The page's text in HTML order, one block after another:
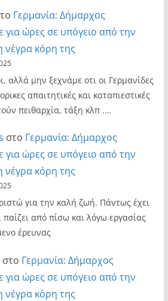
Γερμανία: Δήμαρχος
για ώρες σε υπόγειο από την
νέγρα κόρη της
αλλά μην ξεχνάμε οτι οι Γερμανίδες
απαιτητικές και καταπιεστικές
πειθαρχία, τάξη κλπ .…
στο Γερμανία: Δήμαρχος
για ώρες σε υπόγειο από την
νέγρα κόρη της
για την καλή ζωή. Πάντως έχει
παίζει από πίσω και λόγω εργασίας
έρευνας
στο Γερμανία: Δήμαρχος
για ώρες σε υπόγειο από την
νέγρα κόρη της